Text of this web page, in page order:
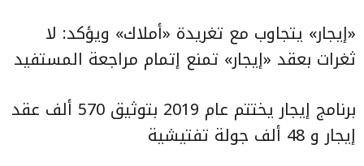
«إيجار» يتجاوب مع تغريدة «أملاك» ويؤكد: لا
ثغرات بعقد «إيجار» تمنع إتمام مراجعة المستفيد
برنامج إيجار يختتم عام 2019 بتوثيق 570 ألف عقد
إيجار و 48 ألف جولة تفتيشية